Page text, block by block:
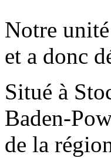
Notre
et a donc
Situé à
Baden-
de la